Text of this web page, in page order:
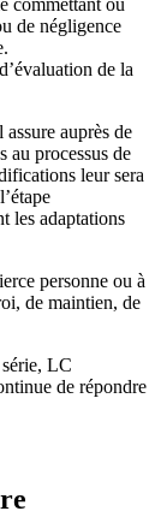
de négligence
de la
auprès de
au processus de
leur sera
les adaptations
personne ou à
de maintien, de
LC
de répondre